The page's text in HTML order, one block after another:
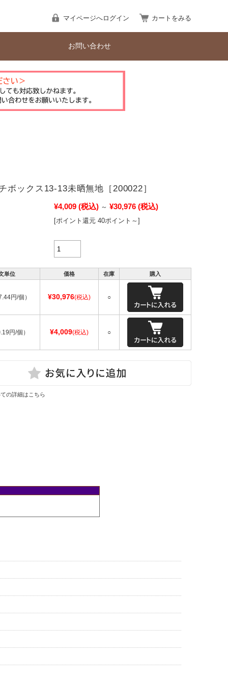
マイページへログイン カートをみる
お問い合わせ
ボックス13-13未晒無地［200022］
¥4,009 (税込) ～ ¥30,976 (税込)
[ポイント還元 40ポイント～]
単位 価格 在庫 購入
円/個） ¥30,976(税込) ○
円/個） ¥4,009(税込) ○
の詳細はこちら